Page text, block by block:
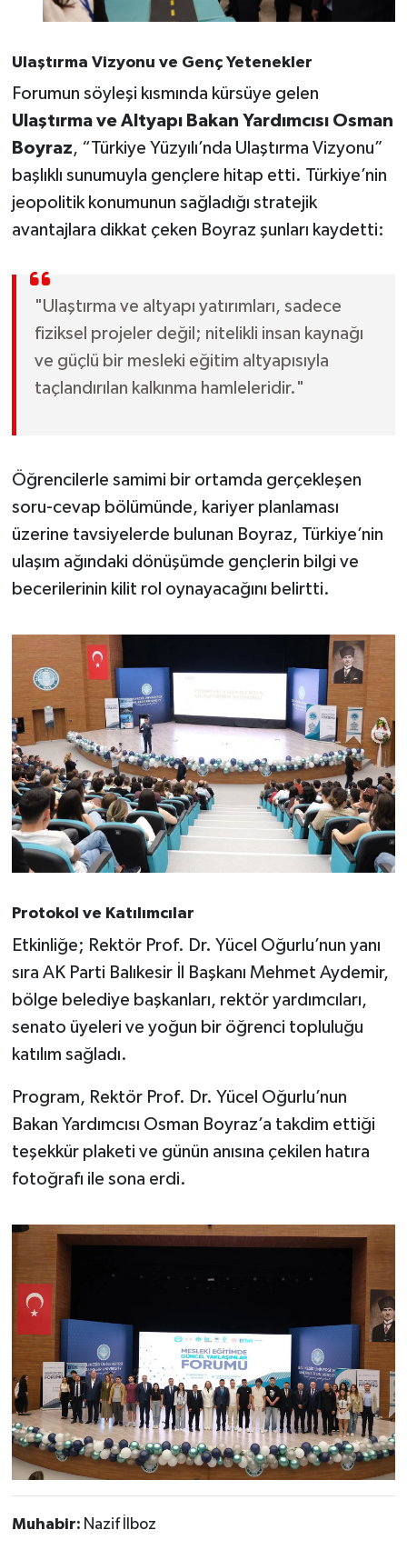
Ulaştırma Vizyonu ve Genç Yetenekler
Forumun söyleşi kısmında kürsüye gelen
Ulaştırma ve Altyapı Bakan Yardımcısı Osman
Boyraz, “Türkiye Yüzyılı’nda Ulaştırma Vizyonu”
başlıklı sunumuyla gençlere hitap etti. Türkiye’nin
jeopolitik konumunun sağladığı stratejik
avantajlara dikkat çeken Boyraz şunları kaydetti:
"Ulaştırma ve altyapı yatırımları, sadece
fiziksel projeler değil; nitelikli insan kaynağı
ve güçlü bir mesleki eğitim altyapısıyla
taçlandırılan kalkınma hamleleridir."
Öğrencilerle samimi bir ortamda gerçekleşen
soru-cevap bölümünde, kariyer planlaması
üzerine tavsiyelerde bulunan Boyraz, Türkiye’nin
ulaşım ağındaki dönüşümde gençlerin bilgi ve
becerilerinin kilit rol oynayacağını belirtti.
Protokol ve Katılımcılar
Etkinliğe; Rektör Prof. Dr. Yücel Oğurlu’nun yanı
sıra AK Parti Balıkesir İl Başkanı Mehmet Aydemir,
bölge belediye başkanları, rektör yardımcıları,
senato üyeleri ve yoğun bir öğrenci topluluğu
katılım sağladı.
Program, Rektör Prof. Dr. Yücel Oğurlu’nun
Bakan Yardımcısı Osman Boyraz’a takdim ettiği
teşekkür plaketi ve günün anısına çekilen hatıra
fotoğrafı ile sona erdi.
Muhabir: Nazif İlboz